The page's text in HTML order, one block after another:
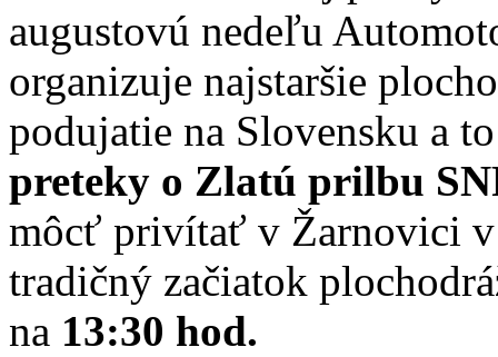
augustovú nedeľu
organizuje najstaršie
podujatie na Slovensku a
preteky o Zlatú prilbu
môcť privítať v Žarnovici v
tradičný začiatok
na 13:30 hod.